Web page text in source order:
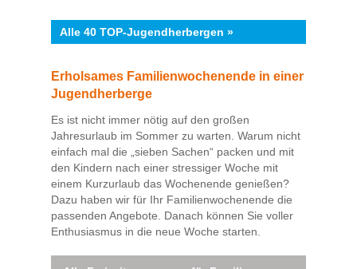
Alle 40 TOP-Jugendherbergen »
Erholsames Familienwochenende in einer
Jugendherberge
Es ist nicht immer nötig auf den großen
Jahresurlaub im Sommer zu warten. Warum nicht
einfach mal die „sieben Sachen“ packen und mit
den Kindern nach einer stressiger Woche mit
einem Kurzurlaub das Wochenende genießen?
Dazu haben wir für Ihr Familienwochenende die
passenden Angebote. Danach können Sie voller
Enthusiasmus in die neue Woche starten.